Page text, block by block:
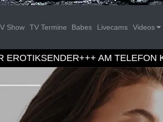
Show TV Termine Babes Livecams Videos
EROTIKSENDER+++ AM TELEFON